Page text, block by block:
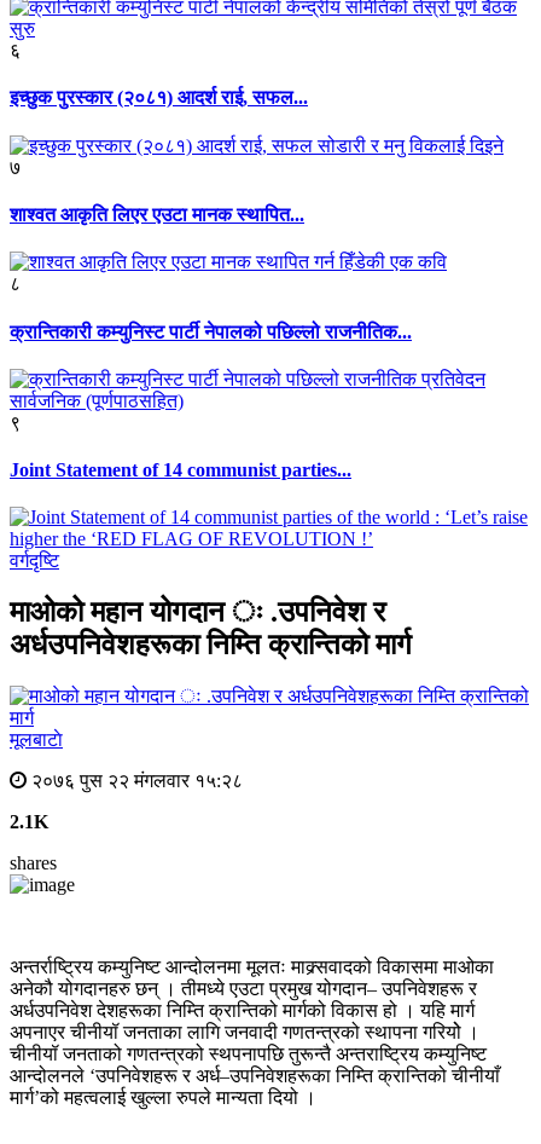
६
इच्छुक पुरस्कार (२०८१) आदर्श राई, सफल...
७
शाश्वत आकृति लिएर एउटा मानक स्थापित...
८
क्रान्तिकारी कम्युनिस्ट पार्टी नेपालको पछिल्लो राजनीतिक...
९
Joint Statement of 14 communist parties...
वर्गदृष्टि
माओको महान योगदान ः .उपनिवेश र
अर्धउपनिवेशहरूका निम्ति क्रान्तिको मार्ग
मूलबाटाे
२०७६ पुस २२ मंगलवार १५:२८
2.1K
shares
अन्तर्राष्ट्रिय कम्युनिष्ट आन्दोलनमा मूलतः माक्र्सवादको विकासमा माओका
अनेकौ योगदानहरु छन् । तीमध्ये एउटा प्रमुख योगदान– उपनिवेशहरू र
अर्धउपनिवेश देशहरूका निम्ति क्रान्तिको मार्गको विकास हो । यहि मार्ग
अपनाएर चीनीयॉ जनताका लागि जनवादी गणतन्त्रको स्थापना गरियोे ।
चीनीयॉ जनताको गणतन्त्रको स्थपनापछि तुरून्तै अन्तराष्ट्रिय कम्युनिष्ट
आन्दोलनले ‘उपनिवेशहरू र अर्ध–उपनिवेशहरूका निम्ति क्रान्तिको चीनीयाँ
मार्ग’को महत्वलाई खुल्ला रुपले मान्यता दियो ।